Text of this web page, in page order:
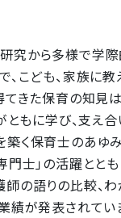
究から多様で学
こども、家族に
きた保育の知見
ともに学び、支え
く保育士のあゆ
門士」の活躍と
の語りの比較、
が発表されてい